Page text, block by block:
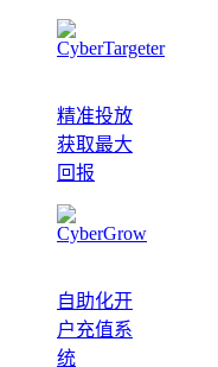
精准投放
获取最大
回报
自助化开
户充值系
统